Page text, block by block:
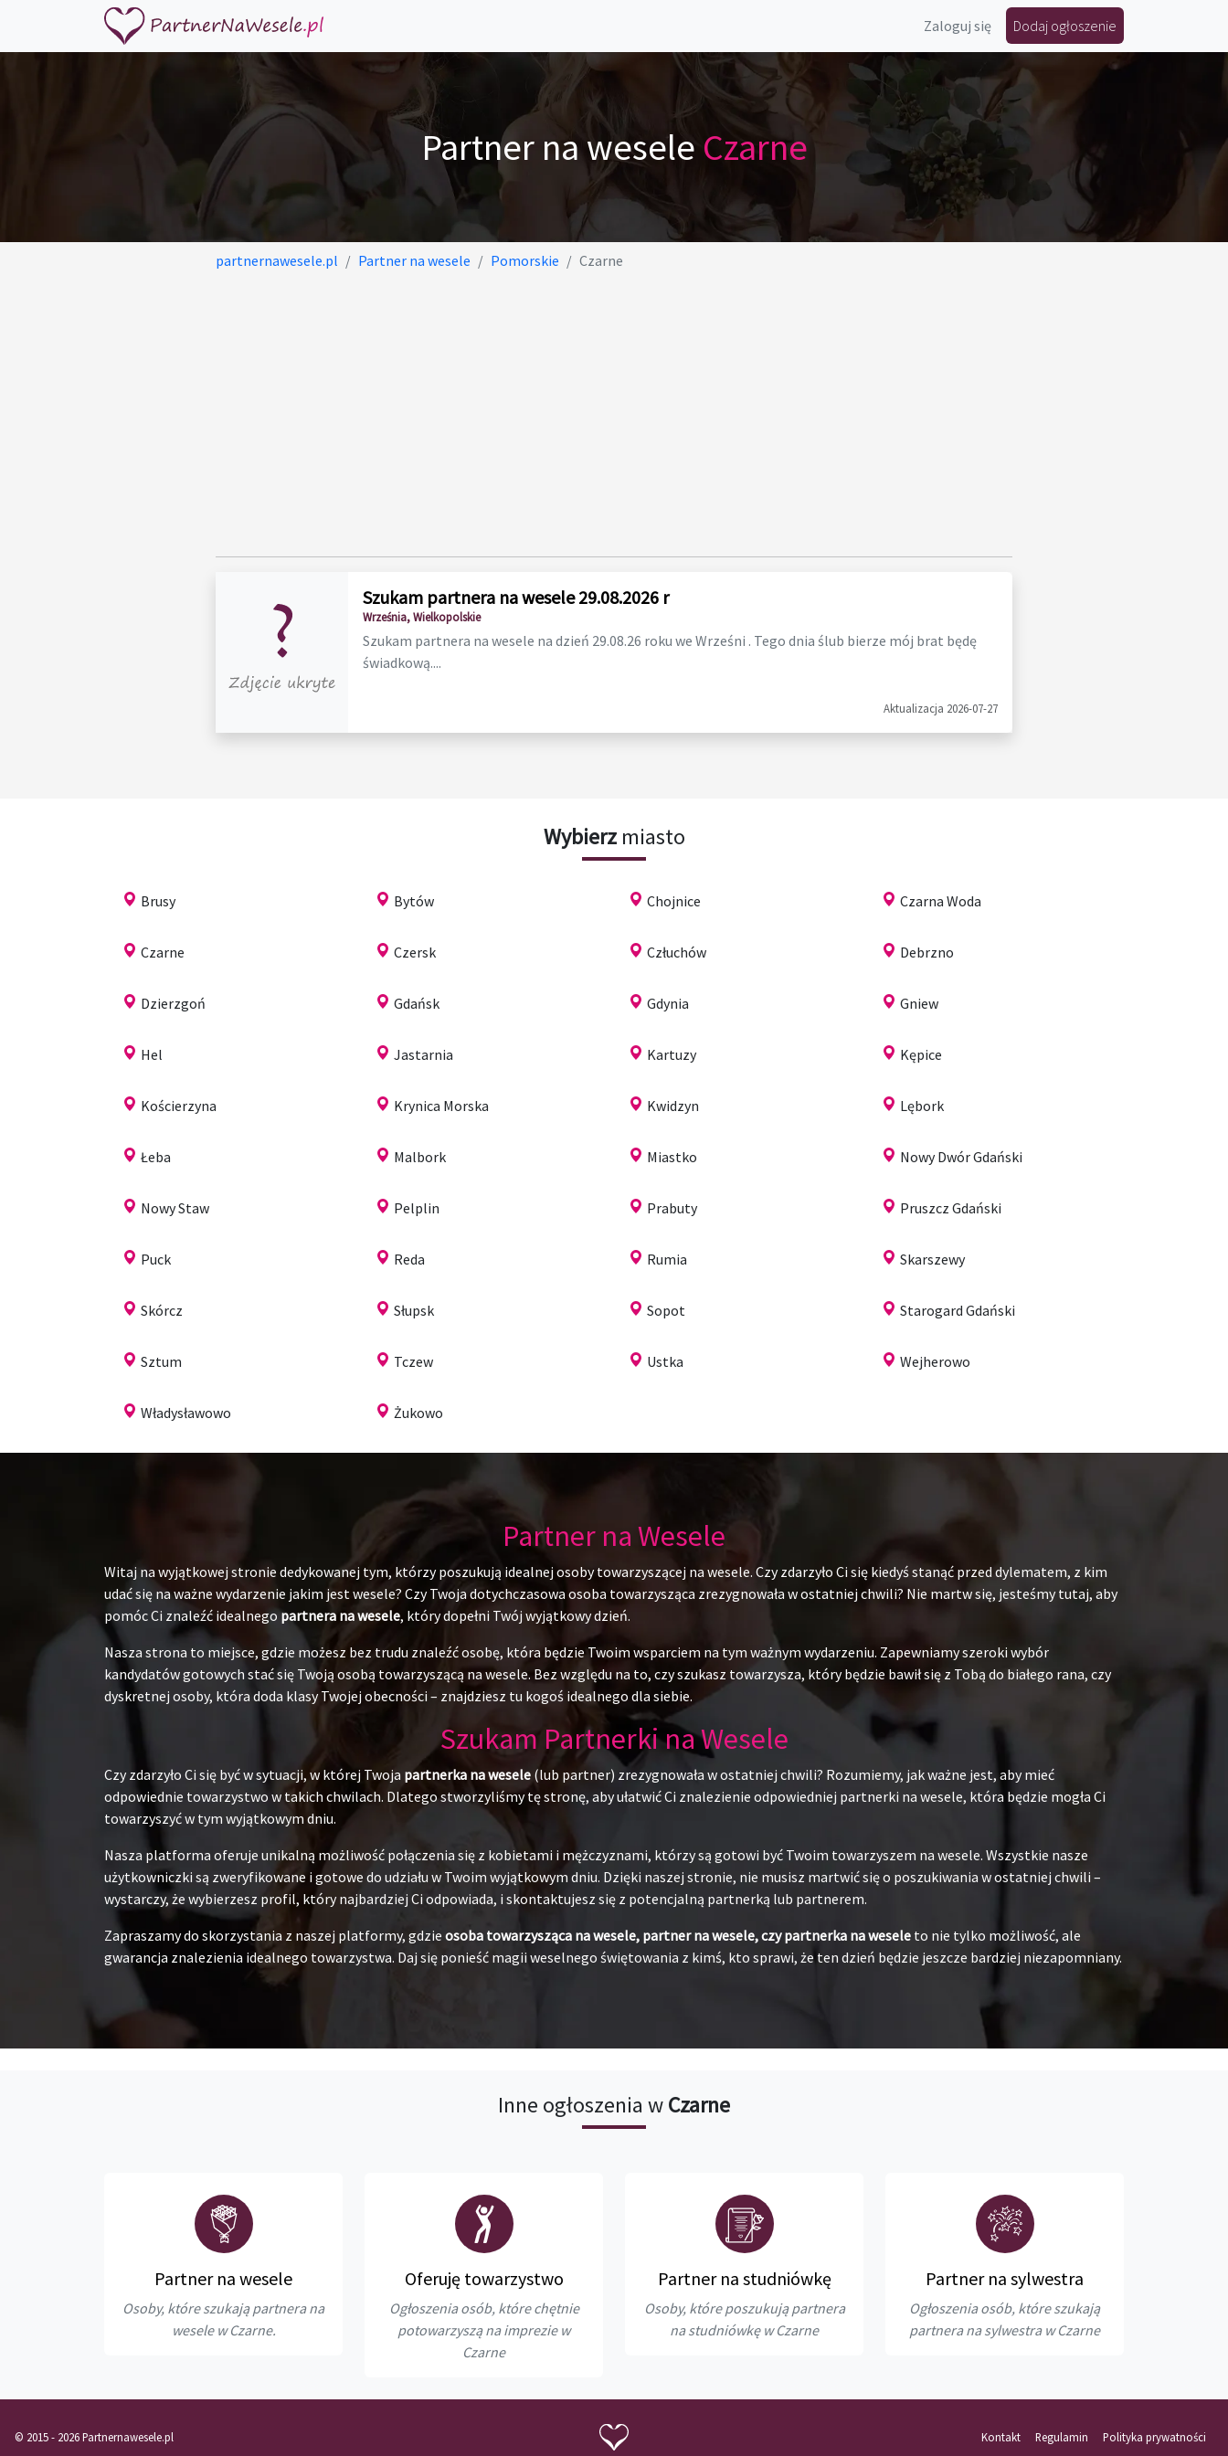
Zaloguj się Dodaj ogłoszenie
Partner na wesele Czarne
partnernawesele.pl Partner na wesele Pomorskie Czarne
Szukam partnera na wesele 29.08.2026 r
Września, Wielkopolskie
Szukam partnera na wesele na dzień 29.08.26 roku we Wrześni . Tego dnia ślub bierze mój brat będę
świadkową....
Aktualizacja 2026-07-27
Wybierzmiasto
Brusy Bytów Chojnice Czarna Woda
Czarne Czersk Człuchów Debrzno
Dzierzgoń Gdańsk Gdynia Gniew
Hel Jastarnia Kartuzy Kępice
Kościerzyna Krynica Morska Kwidzyn Lębork
Łeba Malbork Miastko Nowy Dwór Gdański
Nowy Staw Pelplin Prabuty Pruszcz Gdański
Puck Reda Rumia Skarszewy
Skórcz Słupsk Sopot Starogard Gdański
Sztum Tczew Ustka Wejherowo
Władysławowo Żukowo
Partner na Wesele
Witaj na wyjątkowej stronie dedykowanej tym, którzy poszukują idealnej osoby towarzyszącej na wesele. Czy zdarzyło Ci się kiedyś stanąć przed dylematem, z kim
udać się na ważne wydarzenie jakim jest wesele? Czy Twoja dotychczasowa osoba towarzysząca zrezygnowała w ostatniej chwili? Nie martw się, jesteśmy tutaj, aby
pomóc Ci znaleźć idealnegopartnera na wesele, który dopełni Twój wyjątkowy dzień.
Nasza strona to miejsce, gdzie możesz bez trudu znaleźć osobę, która będzie Twoim wsparciem na tym ważnym wydarzeniu. Zapewniamy szeroki wybór
kandydatów gotowych stać się Twoją osobą towarzyszącą na wesele. Bez względu na to, czy szukasz towarzysza, który będzie bawił się z Tobą do białego rana, czy
dyskretnej osoby, która doda klasy Twojej obecności – znajdziesz tu kogoś idealnego dla siebie.
Szukam Partnerki na Wesele
Czy zdarzyło Ci się być w sytuacji, w której Twoja partnerka na wesele (lub partner) zrezygnowała w ostatniej chwili? Rozumiemy, jak ważne jest, aby mieć
odpowiednie towarzystwo w takich chwilach. Dlatego stworzyliśmy tę stronę, aby ułatwić Ci znalezienie odpowiedniej partnerki na wesele, która będzie mogła Ci
towarzyszyć w tym wyjątkowym dniu.
Nasza platforma oferuje unikalną możliwość połączenia się z kobietami i mężczyznami, którzy są gotowi być Twoim towarzyszem na wesele. Wszystkie nasze
użytkowniczki są zweryfikowane i gotowe do udziału w Twoim wyjątkowym dniu. Dzięki naszej stronie, nie musisz martwić się o poszukiwania w ostatniej chwili –
wystarczy, że wybierzesz profil, który najbardziej Ci odpowiada, i skontaktujesz się z potencjalną partnerką lub partnerem.
Zapraszamy do skorzystania z naszej platformy, gdzie osoba towarzysząca na wesele, partner na wesele, czy partnerka na wesele to nie tylko możliwość, ale
gwarancja znalezienia idealnego towarzystwa. Daj się ponieść magii weselnego świętowania z kimś, kto sprawi, że ten dzień będzie jeszcze bardziej niezapomniany.
Inne ogłoszenia wCzarne
Partner na wesele
Osoby, które szukają partnera na
wesele w Czarne.
Oferuję towarzystwo
Ogłoszenia osób, które chętnie
potowarzyszą na imprezie w
Czarne
Partner na studniówkę
Osoby, które poszukują partnera
na studniówkę w Czarne
Partner na sylwestra
Ogłoszenia osób, które szukają
partnera na sylwestra w Czarne
© 2015 - 2026 Partnernawesele.pl Kontakt Regulamin Polityka prywatności